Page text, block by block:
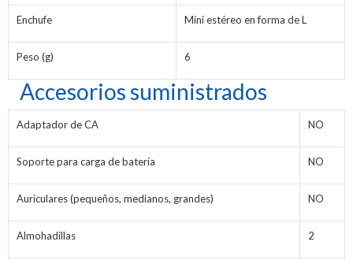
Enchufe Mini estéreo en forma de L
Peso (g) 6
Accesorios suministrados
Adaptador de CA NO
Soporte para carga de batería NO
Auriculares (pequeños, medianos, grandes) NO
Almohadillas 2